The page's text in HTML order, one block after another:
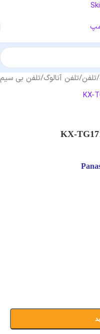
/تلفن/تلفن آنالوگ/تلفن بی سیم